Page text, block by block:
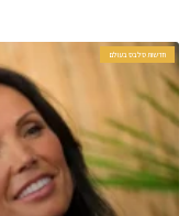
חדשות סלבס בעולם